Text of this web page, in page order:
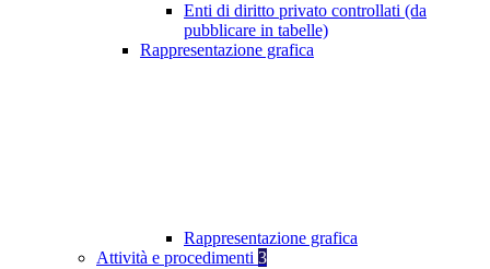
Enti di diritto privato controllati (da
pubblicare in tabelle)
Rappresentazione grafica
Rappresentazione grafica
Attività e procedimenti 3